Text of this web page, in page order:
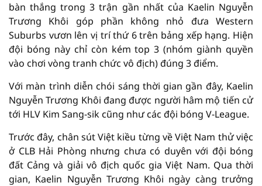
bàn thắng trong 3 trận gần nhất của Kaelin Nguyễn
Trương Khôi góp phần không nhỏ đưa Western
Suburbs vươn lên vị trí thứ 6 trên bảng xếp hạng. Hiện
đội bóng này chỉ còn kém top 3 (nhóm giành quyền
vào chơi vòng tranh chức vô địch) đúng 3 điểm.
Với màn trình diễn chói sáng thời gian gần đây, Kaelin
Nguyễn Trương Khôi đang được người hâm mộ tiến cử
tới HLV Kim Sang-sik cũng như các đội bóng V-League.
Trước đây, chân sút Việt kiều từng về Việt Nam thử việc
ở CLB Hải Phòng nhưng chưa có duyên với đội bóng
đất Cảng và giải vô địch quốc gia Việt Nam. Qua thời
gian, Kaelin Nguyễn Trương Khôi ngày càng trưởng